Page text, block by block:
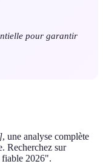
pour garantir
, une analyse complète
Recherchez sur
2026".